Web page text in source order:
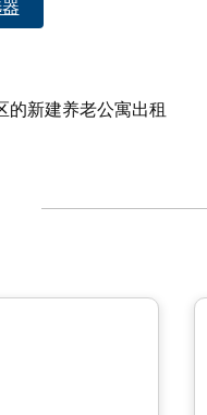
新建养老公寓出租